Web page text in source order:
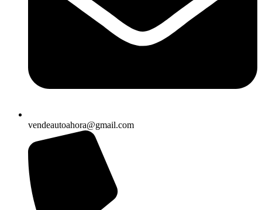
vendeautoahora@gmail.com